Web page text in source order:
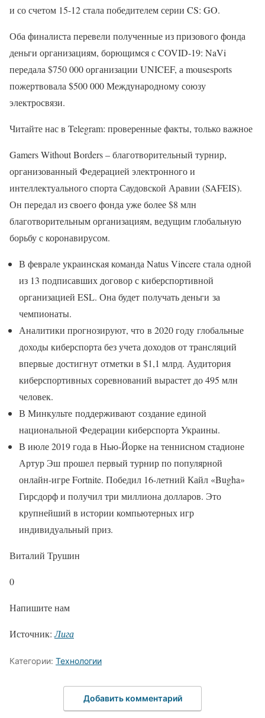
и со счетом 15-12 стала победителем серии CS: GO.
Оба финалиста перевели полученные из призового фонда
деньги организациям, борющимся с COVID-19: NaVi
передала $750 000 организации UNICEF, а mousesports
пожертвовала $500 000 Международному союзу
электросвязи.
Читайте нас в Telegram: проверенные факты, только важное
Gamers Without Borders – благотворительный турнир,
организованный Федерацией электронного и
интеллектуального спорта Саудовской Аравии (SAFEIS).
Он передал из своего фонда уже более $8 млн
благотворительным организациям, ведущим глобальную
борьбу с коронавирусом.
В феврале украинская команда Natus Vincere стала одной
из 13 подписавших договор с киберспортивной
организацией ESL. Она будет получать деньги за
чемпионаты.
Аналитики прогнозируют, что в 2020 году глобальные
доходы киберспорта без учета доходов от трансляций
впервые достигнут отметки в $1,1 млрд. Аудитория
киберспортивных соревнований вырастет до 495 млн
человек.
В Минкульте поддерживают создание единой
национальной Федерации киберспорта Украины.
В июле 2019 года в Нью-Йорке на теннисном стадионе
Артур Эш прошел первый турнир по популярной
онлайн-игре Fortnite. Победил 16-летний Кайл «Bugha»
Гирсдорф и получил три миллиона долларов. Это
крупнейший в истории компьютерных игр
индивидуальный приз.
Виталий Трушин
0
Напишите нам
Источник:Лига
Категории: Технологии
Добавить комментарий